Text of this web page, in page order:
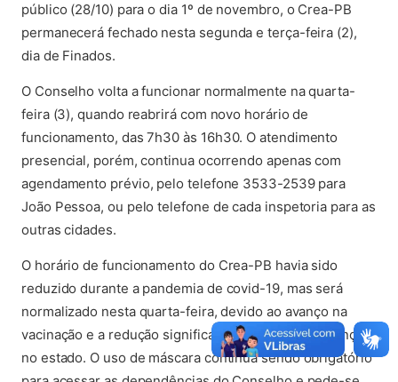
público (28/10) para o dia 1º de novembro, o Crea-PB
permanecerá fechado nesta segunda e terça-feira (2),
dia de Finados.
O Conselho volta a funcionar normalmente na quarta-
feira (3), quando reabrirá com novo horário de
funcionamento, das 7h30 às 16h30. O atendimento
presencial, porém, continua ocorrendo apenas com
agendamento prévio, pelo telefone 3533-2539 para
João Pessoa, ou pelo telefone de cada inspetoria para as
outras cidades.
O horário de funcionamento do Crea-PB havia sido
reduzido durante a pandemia de covid-19, mas será
normalizado nesta quarta-feira, devido ao avanço na
vacinação e a redução significativa de casos da doença
no estado. O uso de máscara continua sendo obrigatório